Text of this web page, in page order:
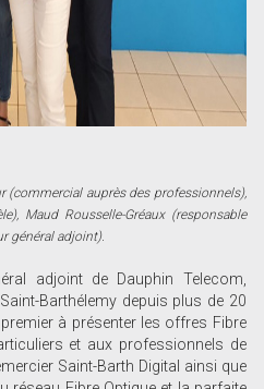
(commercial auprès des professionnels),
Maud Rousselle-Gréaux (responsable
général adjoint).
adjoint de Dauphin Telecom,
Barthélemy depuis plus de 20
à présenter les offres Fibre
et aux professionnels de
Saint-Barth Digital ainsi que